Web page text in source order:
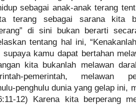
sebagai anak-anak terang
terang sebagai sarana kita
di sini bukan berarti
tentang hal ini,
supaya kamu dapat bertahan
kita bukanlah melawan
pemerintah, melawan
penghulu dunia yang gelap ini,
12) Karena kita berperang